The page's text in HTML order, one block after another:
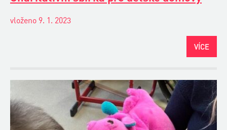
vloženo 9. 1. 2023
VÍCE